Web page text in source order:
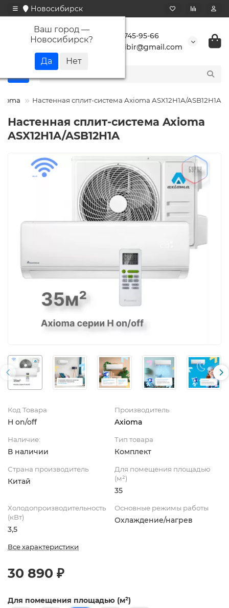
Новосибирск
Ваш город —
Новосибирск?
+7 923 745-95-66
buransibir@gmail.com
Настенная сплит-система Axioma ASX12H1A/ASB12H1A
Настенная сплит-система Axioma
ASX12H1A/ASB12H1A
Код Товара
H on/off
Производитель
Axioma
Наличие:
В наличии
Тип товара
Комплект
Страна производитель
Китай
Для помещения площадью
(м²)
35
Холодопроизводительность
(кВт)
3,5
Основные режимы работы
Охлаждение/нагрев
Все характеристики
30 890 ₽
Для помещения площадью (м²)